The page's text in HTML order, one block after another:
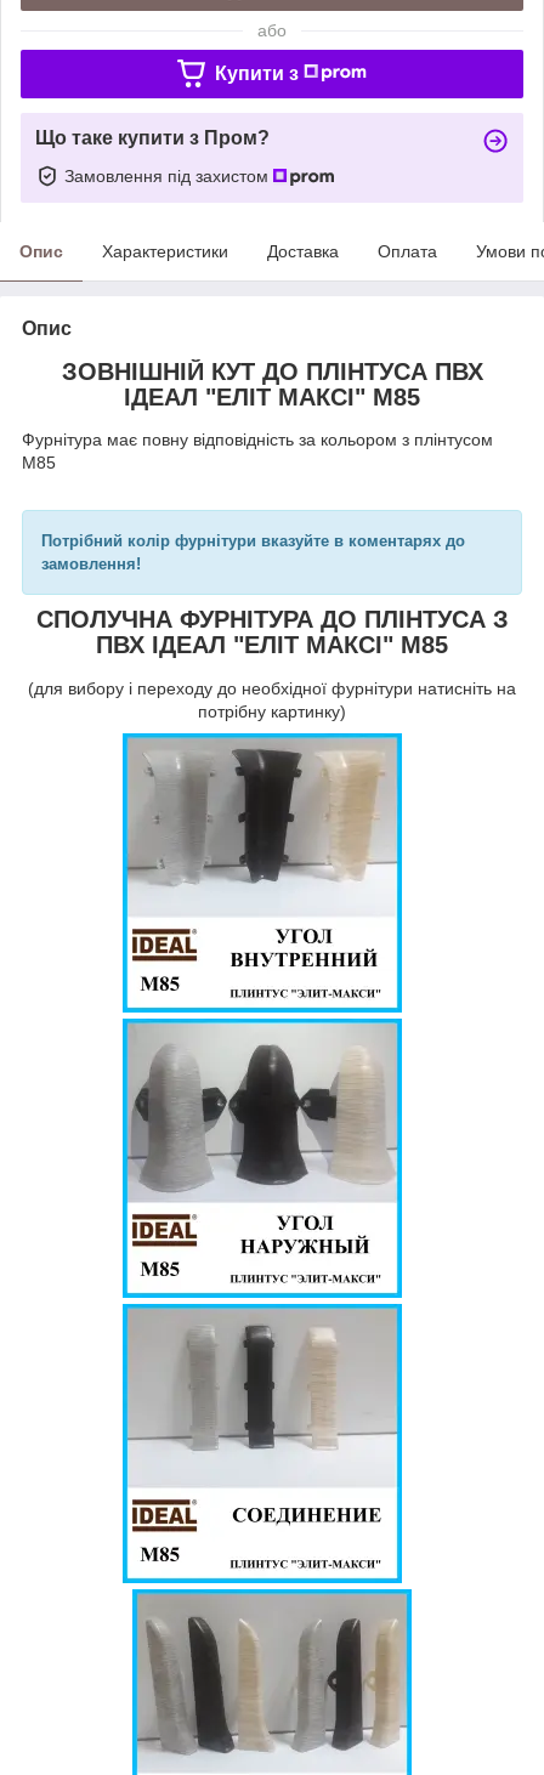
або
Купити з
Що таке купити з Пром?
Замовлення під захистом
Опис Характеристики Доставка Оплата Умови
Опис
ЗОВНІШНІЙ КУТ ДО ПЛІНТУСА ПВХ
ІДЕАЛ "ЕЛІТ МАКСІ" М85
Фурнітура має повну відповідність за кольором з плінтусом
М85
Потрібний колір фурнітури вказуйте в коментарях до
замовлення!
СПОЛУЧНА ФУРНІТУРА ДО ПЛІНТУСА З
ПВХ ІДЕАЛ "ЕЛІТ МАКСІ" М85
(для вибору і переходу до необхідної фурнітури натисніть на
потрібну картинку)